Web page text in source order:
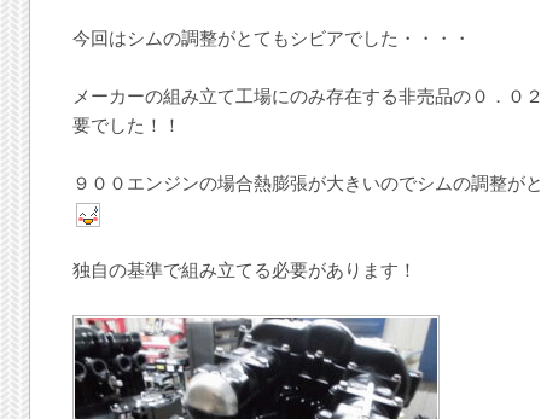
今回はシムの調整がとてもシビアでした・・・・
メーカーの組み立て工場にのみ存在する非売品の０．０
要でした！！
９００エンジンの場合熱膨張が大きいのでシムの調整が
独自の基準で組み立てる必要があります！